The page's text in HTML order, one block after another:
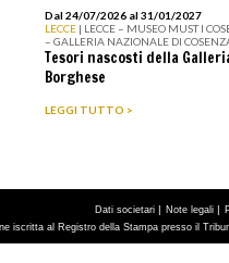
Dal 24/07/2026 al 31/01/2027
LECCE | LECCE – MUSEO MUST I
– GALLERIA NAZIONALE DI
Tesori nascosti della
Borghese
LEGGI TUTTO >
Dati societari | Note legali |
iscritta al Registro della Stampa presso il